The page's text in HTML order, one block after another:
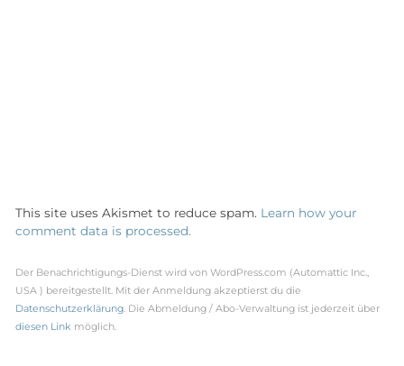
This site uses Akismet to reduce spam. Learn how your
comment data is processed.
Der Benachrichtigungs-Dienst wird von WordPress.com (Automattic Inc.,
USA ) bereitgestellt. Mit der Anmeldung akzeptierst du die
Datenschutzerklärung. Die Abmeldung / Abo-Verwaltung ist jederzeit über
diesen Link möglich.